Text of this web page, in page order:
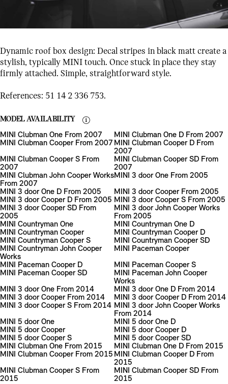
Dynamic roof box design: Decal stripes in black matt create a
stylish, typically MINI touch. Once stuck in place they stay
firmly attached. Simple, straightforward style.
References: 51 14 2 336 753.
MODEL AVAILABILITY
MINI Clubman One From 2007
MINI Clubman One D From 2007
MINI Clubman Cooper From 2007 MINI Clubman Cooper D From
2007
MINI Clubman Cooper S From
2007
MINI Clubman Cooper SD From
2007
MINI Clubman John Cooper Works
From 2007
MINI 3 door One From 2005
MINI 3 door One D From 2005
MINI 3 door Cooper From 2005
MINI 3 door Cooper D From 2005 MINI 3 door Cooper S From 2005
MINI 3 door Cooper SD From
2005
MINI 3 door John Cooper Works
From 2005
MINI Countryman One
MINI Countryman One D
MINI Countryman Cooper
MINI Countryman Cooper D
MINI Countryman Cooper S
MINI Countryman Cooper SD
MINI Countryman John Cooper
Works
MINI Paceman Cooper
MINI Paceman Cooper D
MINI Paceman Cooper S
MINI Paceman Cooper SD
MINI Paceman John Cooper
Works
MINI 3 door One From 2014
MINI 3 door One D From 2014
MINI 3 door Cooper From 2014
MINI 3 door Cooper D From 2014
MINI 3 door Cooper S From 2014 MINI 3 door John Cooper Works
From 2014
MINI 5 door One
MINI 5 door One D
MINI 5 door Cooper
MINI 5 door Cooper D
MINI 5 door Cooper S
MINI 5 door Cooper SD
MINI Clubman One From 2015
MINI Clubman One D From 2015
MINI Clubman Cooper From 2015 MINI Clubman Cooper D From
2015
MINI Clubman Cooper S From
2015
MINI Clubman Cooper SD From
2015